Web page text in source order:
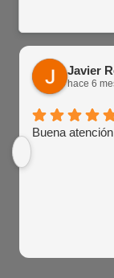
Javier
hace 6
Buena